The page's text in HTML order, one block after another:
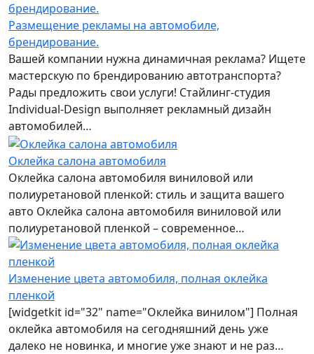
Размещение рекламы на автомобиле,
брендирование.
Вашей компании нужна динамичная реклама? Ищете
мастерскую по брендированию автотранспорта?
Рады предложить свои услуги! Стайлинг-студия
Individual-Design выполняет рекламный дизайн
автомобилей…
Оклейка салона автомобиля
Оклейка салона автомобиля виниловой или
полиуретановой пленкой: стиль и защита вашего
авто Оклейка салона автомобиля виниловой или
полиуретановой пленкой – современное…
Изменение цвета автомобиля, полная оклейка
пленкой
[widgetkit id="32" name="Оклейка винилом"] Полная
оклейка автомобиля на сегодняшний день уже
далеко не новинка, и многие уже знают и не раз…